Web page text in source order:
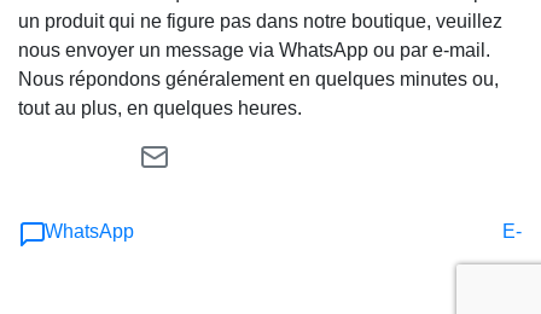
un produit qui ne figure pas dans notre boutique, veuillez
nous envoyer un message via WhatsApp ou par e-mail.
Nous répondons généralement en quelques minutes ou,
tout au plus, en quelques heures.
WhatsApp E-